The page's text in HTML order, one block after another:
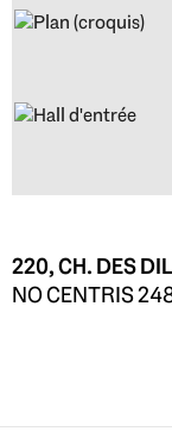
220, CH. DES
NO CENTRIS